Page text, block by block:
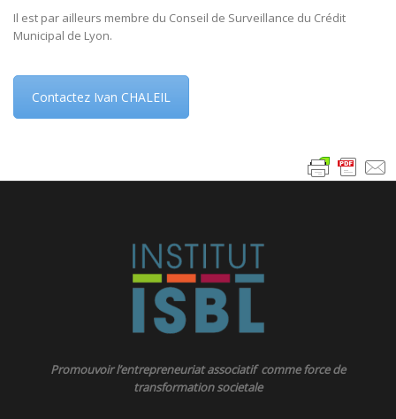
Il est par ailleurs membre du Conseil de Surveillance du Crédit
Municipal de Lyon.
Contactez Ivan CHALEIL
Promouvoir l’entrepreneuriat associatif comme force de
transformation societale